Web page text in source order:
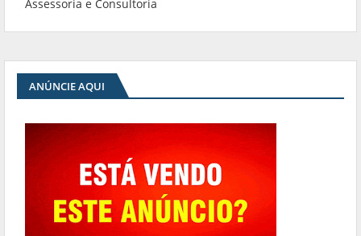
Assessoria e Consultoria
ANÚNCIE AQUI